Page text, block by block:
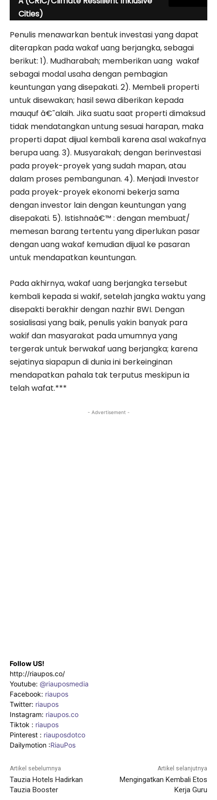
Cities)
Penulis menawarkan bentuk investasi yang dapat
diterapkan pada wakaf uang berjangka, sebagai
berikut: 1). Mudharabah; memberikan uang wakaf
sebagai modal usaha dengan pembagian
keuntungan yang disepakati. 2). Membeli properti
untuk disewakan; hasil sewa diberikan kepada
mauquf â€˜alaih. Jika suatu saat properti dimaksud
tidak mendatangkan untung sesuai harapan, maka
properti dapat dijual kembali karena asal wakafnya
berupa uang. 3). Musyarakah; dengan berinvestasi
pada proyek-proyek yang sudah mapan, atau
dalam proses pembangunan. 4). Menjadi Investor
pada proyek-proyek ekonomi bekerja sama
dengan investor lain dengan keuntungan yang
disepakati. 5). Istishnaâ€™ : dengan membuat/
memesan barang tertentu yang diperlukan pasar
dengan uang wakaf kemudian dijual ke pasaran
untuk mendapatkan keuntungan.
Pada akhirnya, wakaf uang berjangka tersebut
kembali kepada si wakif, setelah jangka waktu yang
disepakti berakhir dengan nazhir BWI. Dengan
sosialisasi yang baik, penulis yakin banyak para
wakif dan masyarakat pada umumnya yang
tergerak untuk berwakaf uang berjangka; karena
sejatinya siapapun di dunia ini berkeinginan
mendapatkan pahala tak terputus meskipun ia
telah wafat.***
- Advertisement -
Follow US!
http://riaupos.co/
Youtube: @riauposmedia
Facebook: riaupos
Twitter: riaupos
Instagram: riaupos.co
Tiktok : riaupos
Pinterest : riauposdotco
Dailymotion :RiauPos
Artikel sebelumnya
Tauzia Hotels Hadirkan
Tauzia Booster
Artikel selanjutnya
Mengingatkan Kembali Etos
Kerja Guru